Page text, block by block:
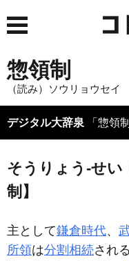
惣領制
（読み）ソウリョウセイ
デジタル大辞泉 「惣領
そうりょう‐せい
制】
主として鎌倉時代、
所領は分割相続され